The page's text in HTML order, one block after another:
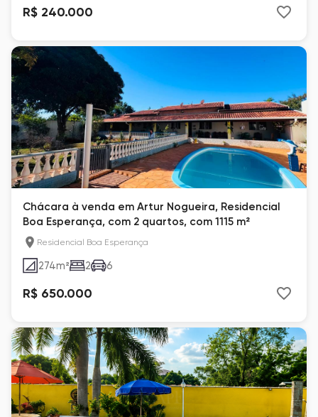
R$ 240.000
Chácara à venda em Artur Nogueira, Residencial
Boa Esperança, com 2 quartos, com 1115 m²
Residencial Boa Esperança
274m² 2 6
R$ 650.000